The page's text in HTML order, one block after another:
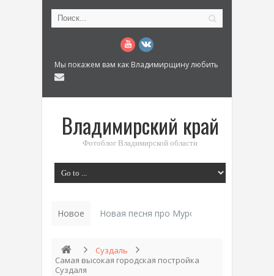
Мы покажем вам как Владимирщину любить
Владимирский край
Фотоблог Владимирской области
Новое Новая песня про Муром: «Былинный
Суздаль
Самая высокая городская постройка
Суздаля